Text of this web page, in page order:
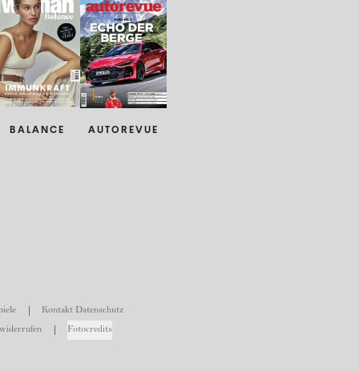
BALANCE AUTOREVUE
Kontakt Datenschutz
Fotocredits